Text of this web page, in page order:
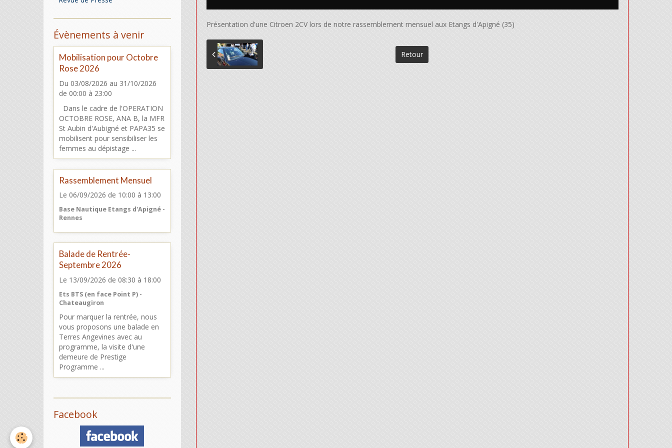
Présentation d'une Citroen 2CV lors de notre rassemblement mensuel aux Etangs d'Apigné (35)
Retour
Évènements à venir
Mobilisation pour Octobre
Rose 2026
Du 03/08/2026 au 31/10/2026
de 00:00 à 23:00
Dans le cadre de l'OPERATION
OCTOBRE ROSE, ANA B, la MFR
St Aubin d'Aubigné et PAPA35 se
mobilisent pour sensibiliser les
femmes au dépistage ...
Rassemblement Mensuel
Le 06/09/2026 de 10:00 à 13:00
Base Nautique Etangs d'Apigné -
Rennes
Balade de Rentrée-
Septembre 2026
Le 13/09/2026 de 08:30 à 18:00
Ets BTS (en face Point P) -
Chateaugiron
Pour marquer la rentrée, nous
vous proposons une balade en
Terres Angevines avec au
programme, la visite d'une
demeure de Prestige
Programme ...
Facebook